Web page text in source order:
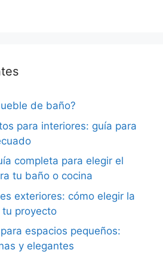
de baño?
para interiores: guía para
completa para elegir el
tu baño o cocina
exteriores: cómo elegir la
tu proyecto
espacios pequeños:
y elegantes